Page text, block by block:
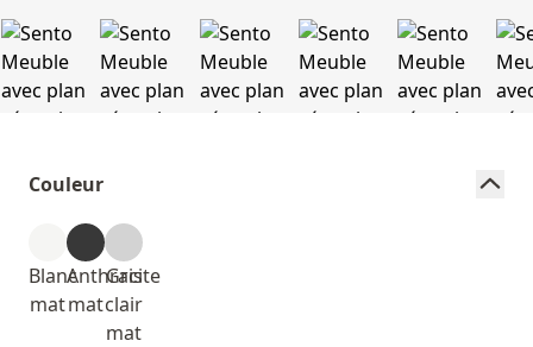
Couleur
Blanc
mat
Anthracite
mat
Gris
clair
mat